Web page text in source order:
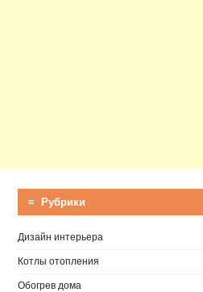
≡ Рубрики
Дизайн интерьера
Котлы отопления
Обогрев дома